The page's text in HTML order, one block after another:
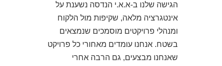
הגישה שלנו ב-א.א.י הנדסה נשענת על
אינטגרציה מלאה, שקיפות מול הלקוח
ומנהלי פרויקטים מוסמכים שנמצאים
בשטח. אנחנו עומדים מאחורי כל פרויקט
שאנחנו מבצעים, גם הרבה אחרי